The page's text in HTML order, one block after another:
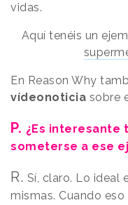
vidas.
Aquí tenéis un
En Reason Why
vídeonoticia sobre
P. ¿Es interesante
someterse a ese
R. Sí, claro. Lo ideal
mismas. Cuando